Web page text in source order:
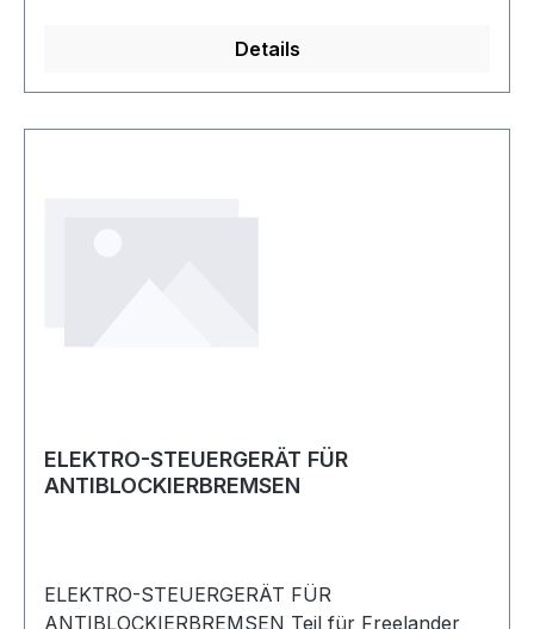
Details
ELEKTRO-STEUERGERÄT FÜR
ANTIBLOCKIERBREMSEN
ELEKTRO-STEUERGERÄT FÜR
ANTIBLOCKIERBREMSEN Teil für Freelander